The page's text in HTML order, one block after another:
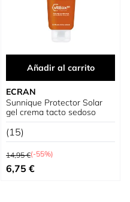
Añadir al carrito
ECRAN
Sunnique Protector Solar
gel crema tacto sedoso
(15)
Precio habitual
14,95 €(-55%)
Precio especial
6,75 €